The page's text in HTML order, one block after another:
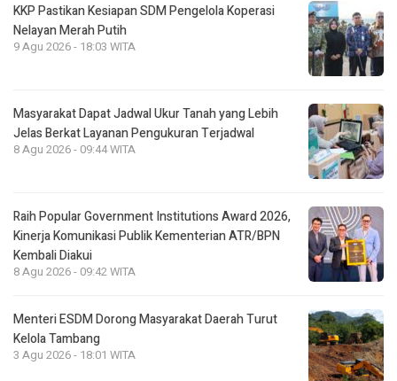
KKP Pastikan Kesiapan SDM Pengelola Koperasi
Nelayan Merah Putih
9 Agu 2026 - 18:03 WITA
Masyarakat Dapat Jadwal Ukur Tanah yang Lebih
Jelas Berkat Layanan Pengukuran Terjadwal
8 Agu 2026 - 09:44 WITA
Raih Popular Government Institutions Award 2026,
Kinerja Komunikasi Publik Kementerian ATR/BPN
Kembali Diakui
8 Agu 2026 - 09:42 WITA
Menteri ESDM Dorong Masyarakat Daerah Turut
Kelola Tambang
3 Agu 2026 - 18:01 WITA